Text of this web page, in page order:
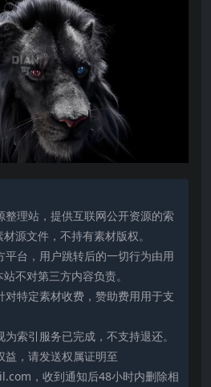
整理站，提供互联网公开资源的索
源文件，不持有素材版权。
台，用户跳转后的一切行为由用
不对第三方内容负责。
特定素材收费，赞助费用用于支
索引服务已完成，不支持退还。
益，请发送权属证明至
，收到通知后48小时内删除相